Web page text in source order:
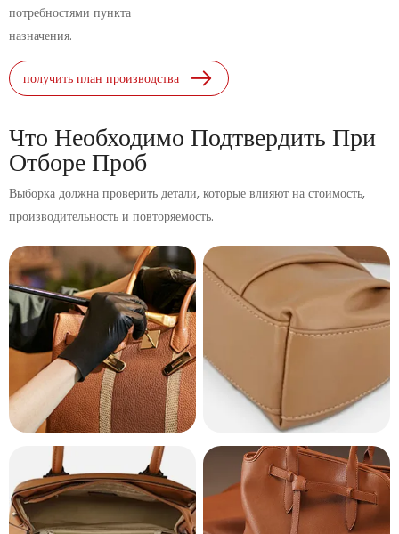
потребностями пункта
назначения.
получить план производства
Что Необходимо Подтвердить При
Отборе Проб
Выборка должна проверить детали, которые влияют на стоимость,
производительность и повторяемость.